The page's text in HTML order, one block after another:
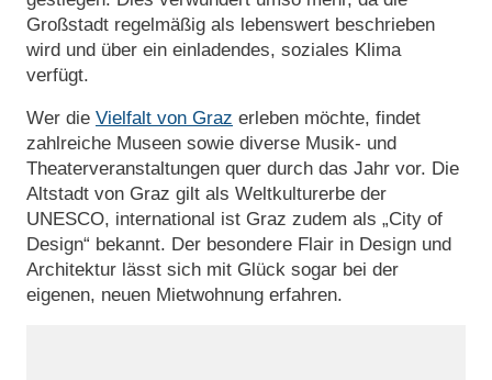
Großstadt regelmäßig als lebenswert beschrieben
wird und über ein einladendes, soziales Klima
verfügt.
Wer die Vielfalt von Graz erleben möchte, findet
zahlreiche Museen sowie diverse Musik- und
Theaterveranstaltungen quer durch das Jahr vor. Die
Altstadt von Graz gilt als Weltkulturerbe der
UNESCO, international ist Graz zudem als „City of
Design“ bekannt. Der besondere Flair in Design und
Architektur lässt sich mit Glück sogar bei der
eigenen, neuen Mietwohnung erfahren.